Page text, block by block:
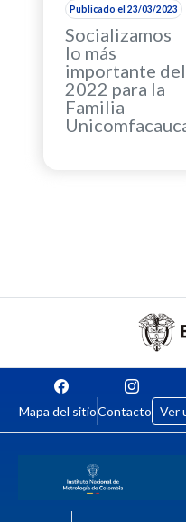
Publicado el 23/03/2023
Socializamos
lo más
importante del
2022 para la
Familia
Mapa del sitioContacto Ver